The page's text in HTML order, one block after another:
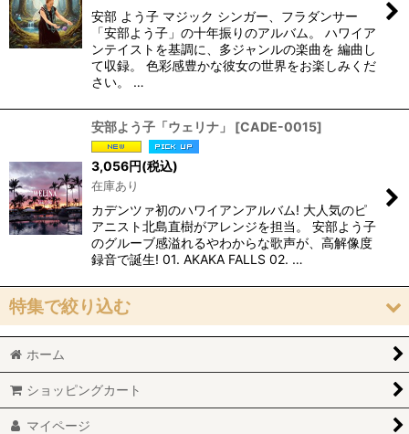
絞り込む
安部 よう子 マジック シンガー、フラダンサー
「安部よう子」の十年振りのアルバム。 ハワイア
ンテイストを基調に、多ジャンルの楽曲を 編曲し
て収録。 色彩感豊かな彼女の世界をお楽しみくだ
さい。 …
安部よう子「ウェリナ」 [CADE-0015]
3,056円(税込)
在庫あり
カデンツァ初のハワイアンアルバム! 大人気のピ
アニスト北島直樹がアレンジを担当。 安部よう子
のグルーブ感溢れるやわからな歌声が、高解像度
録音で誕生! 01. AKAKA FALLS 02. …
特集で絞り込む
おすすめ「高音質」作品
「ヴォーカル」作品
ホーム
ショッピングカート
マイページ